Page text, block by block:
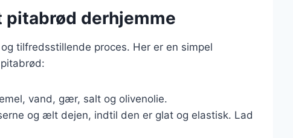
pitabrød derhjemme
tilfredsstillende proces. Her er en simpel
vand, gær, salt og olivenolie.
og ælt dejen, indtil den er glat og elastisk. Lad